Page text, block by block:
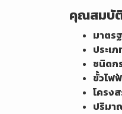
คุณสมบั
มาตร
ประเ
ชนิดก
ขั้วไฟ
โครง
ปริมา